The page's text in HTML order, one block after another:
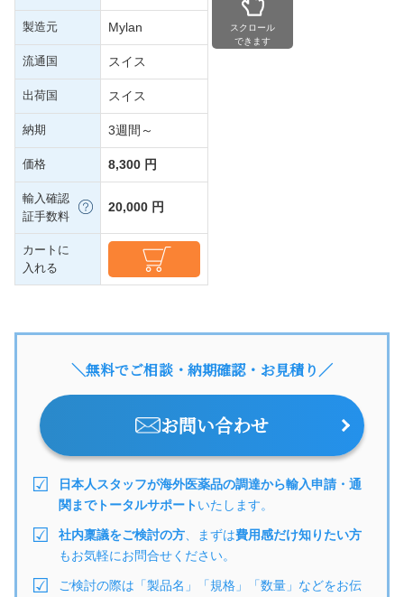
製造元 Mylan
流通国 スイス
出荷国 スイス
納期 3週間～
価格 8,300 円
輸入確認
証手数料
20,000 円
カートに
入れる
スクロール
できます
＼無料でご相談・納期確認・お見積り／
お問い合わせ
日本人スタッフが海外医薬品の調達から輸入申請・通
関までトータルサポートいたします。
社内稟議をご検討の方 、まずは費用感だけ知りたい方
もお気軽にお問合せください。
ご検討の際は「製品名」「規格」「数量」などをお伝